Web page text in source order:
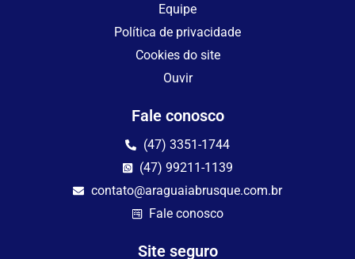
Equipe
Política de privacidade
Cookies do site
Ouvir
Fale conosco
(47) 3351-1744
(47) 99211-1139
contato@araguaiabrusque.com.br
Fale conosco
Site seguro